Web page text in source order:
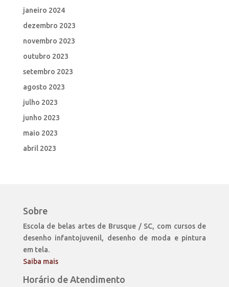
janeiro 2024
dezembro 2023
novembro 2023
outubro 2023
setembro 2023
agosto 2023
julho 2023
junho 2023
maio 2023
abril 2023
Sobre
Escola de belas artes de Brusque / SC, com cursos de
desenho infantojuvenil, desenho de moda e pintura
em tela.
Saiba mais
Horário de Atendimento